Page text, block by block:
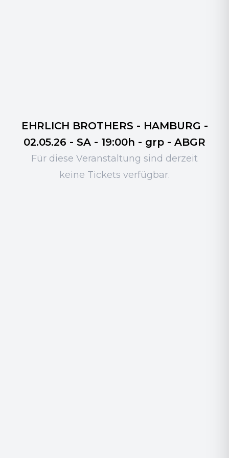
EHRLICH BROTHERS - HAMBURG -
02.05.26 - SA - 19:00h - grp - ABGR
Für diese Veranstaltung sind derzeit
keine Tickets verfügbar.